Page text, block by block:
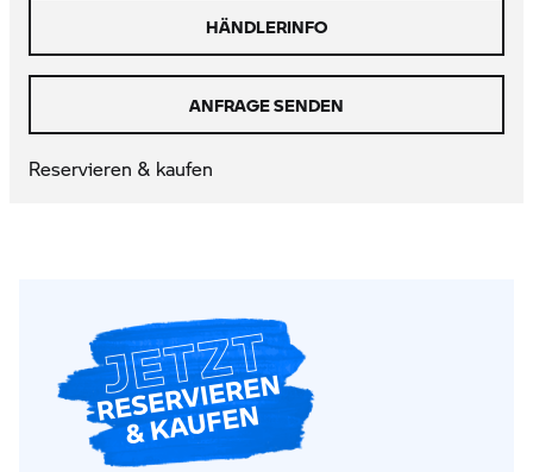
HÄNDLERINFO
ANFRAGE SENDEN
Reservieren & kaufen